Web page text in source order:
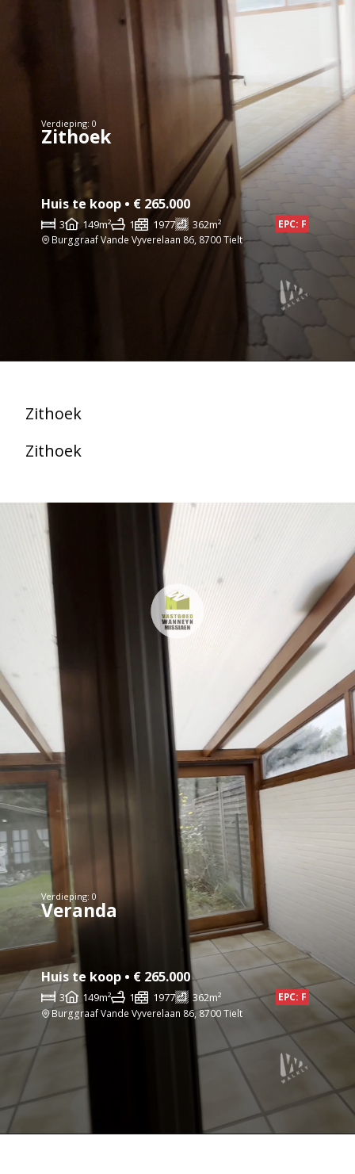
Verdieping: 0
Zithoek
Huis te koop • € 265.000
3 149m² 1 1977 362m²
EPC: F
Burggraaf Vande Vyverelaan 86, 8700 Tielt
Zithoek
Zithoek
Verdieping: 0
Veranda
Huis te koop • € 265.000
3 149m² 1 1977 362m²
EPC: F
Burggraaf Vande Vyverelaan 86, 8700 Tielt